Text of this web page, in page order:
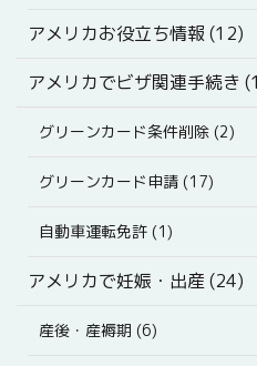
アメリカお役立ち情報 (12)
アメリカでビザ関連手続き
グリーンカード条件削除 (2)
グリーンカード申請 (17)
自動車運転免許 (1)
アメリカで妊娠・出産 (24)
産後・産褥期 (6)